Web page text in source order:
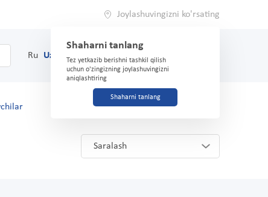
Joylashuvingizni ko'rsating
Shaharni tanlang
Tez yetkazib berishni tashkil qilish
uchun o'zingizning joylashuvingizni
aniqlashtiring
Shaharni tanlang
Ru Uz (71) 200-03-03
Saralash